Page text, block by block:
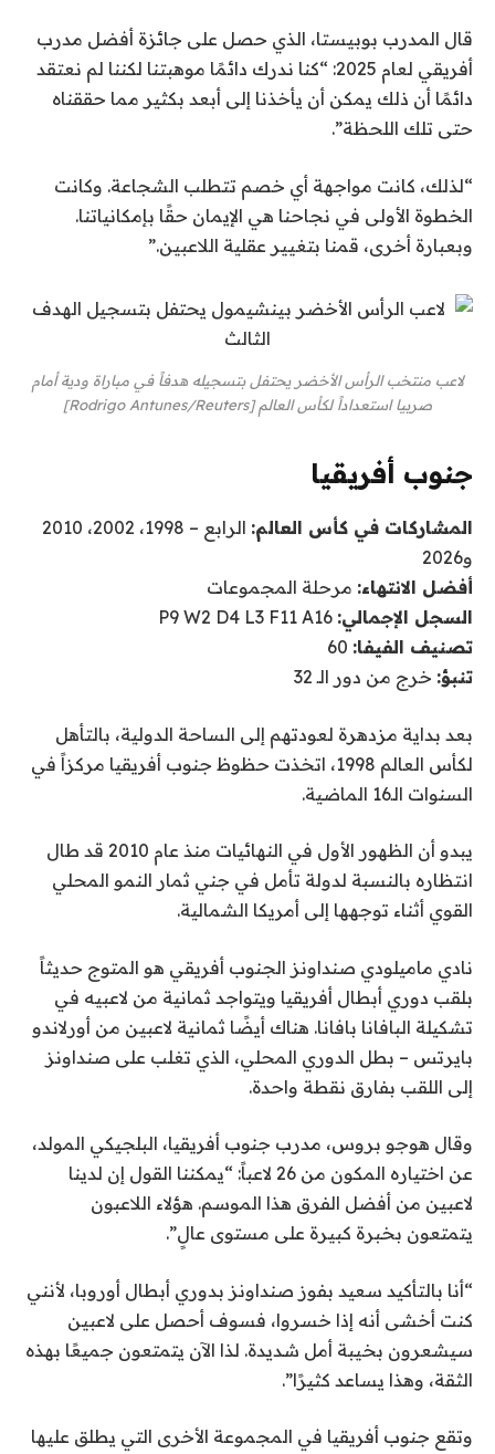
قال المدرب بوبيستا، الذي حصل على جائزة أفضل مدرب
أفريقي لعام 2025: “كنا ندرك دائمًا موهبتنا لكننا لم نعتقد
دائمًا أن ذلك يمكن أن يأخذنا إلى أبعد بكثير مما حققناه
حتى تلك اللحظة”.
“لذلك، كانت مواجهة أي خصم تتطلب الشجاعة. وكانت
الخطوة الأولى في نجاحنا هي الإيمان حقًا بإمكانياتنا.
وبعبارة أخرى، قمنا بتغيير عقلية اللاعبين.”
لاعب منتخب الرأس الأخضر يحتفل بتسجيله هدفاً في مباراة ودية أمام
صربيا استعداداً لكأس العالم [Rodrigo Antunes/Reuters]
جنوب أفريقيا
المشاركات في كأس العالم:
الرابع – 1998، 2002، 2010
و2026
أفضل الانتهاء: مرحلة المجموعات
السجل الإجمالي:
تصنيف الفيفا:
تنبؤ: خرج من دور الـ 32
بعد بداية مزدهرة لعودتهم إلى الساحة الدولية، بالتأهل
لكأس العالم 1998، اتخذت حظوظ جنوب أفريقيا مركزاً في
السنوات الـ16 الماضية.
يبدو أن الظهور الأول في النهائيات منذ عام 2010 قد طال
انتظاره بالنسبة لدولة تأمل في جني ثمار النمو المحلي
القوي أثناء توجهها إلى أمريكا الشمالية.
نادي ماميلودي صنداونز الجنوب أفريقي هو المتوج حديثاً
بلقب دوري أبطال أفريقيا ويتواجد ثمانية من لاعبيه في
تشكيلة البافانا بافانا. هناك أيضًا ⁠ثمانية لاعبين من أورلاندو
بايرتس – بطل الدوري المحلي، الذي تغلب على صنداونز
إلى اللقب بفارق نقطة واحدة.
وقال هوجو بروس، مدرب جنوب أفريقيا، البلجيكي المولد،
عن اختياره المكون من 26 لاعباً: “يمكننا القول إن لدينا
لاعبين من أفضل الفرق هذا الموسم. هؤلاء اللاعبون
يتمتعون بخبرة كبيرة على مستوى عالٍ”.
“أنا بالتأكيد سعيد بفوز صنداونز بدوري أبطال أوروبا، لأنني
كنت أخشى أنه إذا خسروا، فسوف أحصل على لاعبين
سيشعرون بخيبة أمل شديدة. لذا الآن يتمتعون جميعًا بهذه
الثقة، وهذا يساعد كثيرًا”.
وتقع جنوب أفريقيا في المجموعة الأخرى التي يطلق عليها